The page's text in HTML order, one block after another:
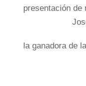
presentación de
la ganadora de